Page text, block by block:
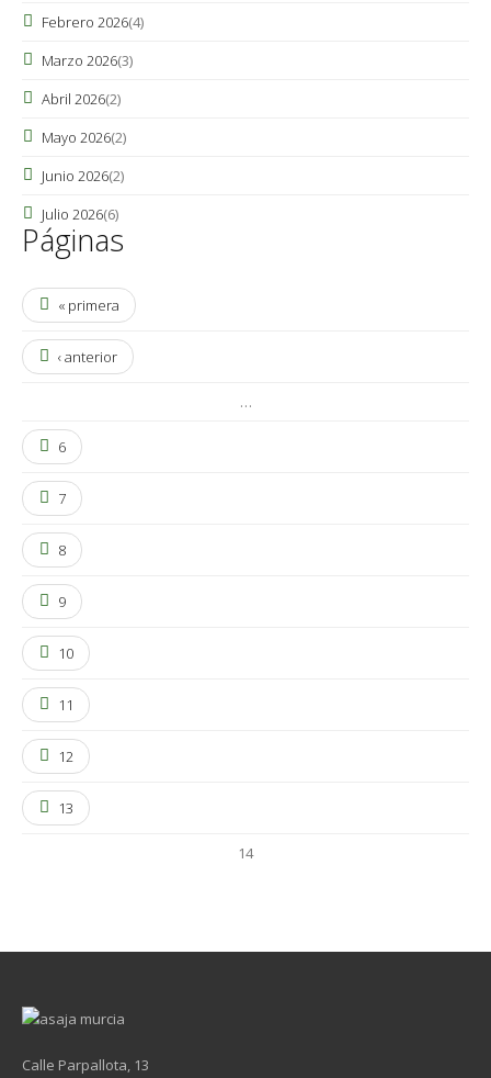
Febrero 2026(4)
Marzo 2026(3)
Abril 2026(2)
Mayo 2026(2)
Junio 2026(2)
Julio 2026(6)
Páginas
« primera
‹ anterior
…
6
7
8
9
10
11
12
13
14
Calle Parpallota, 13